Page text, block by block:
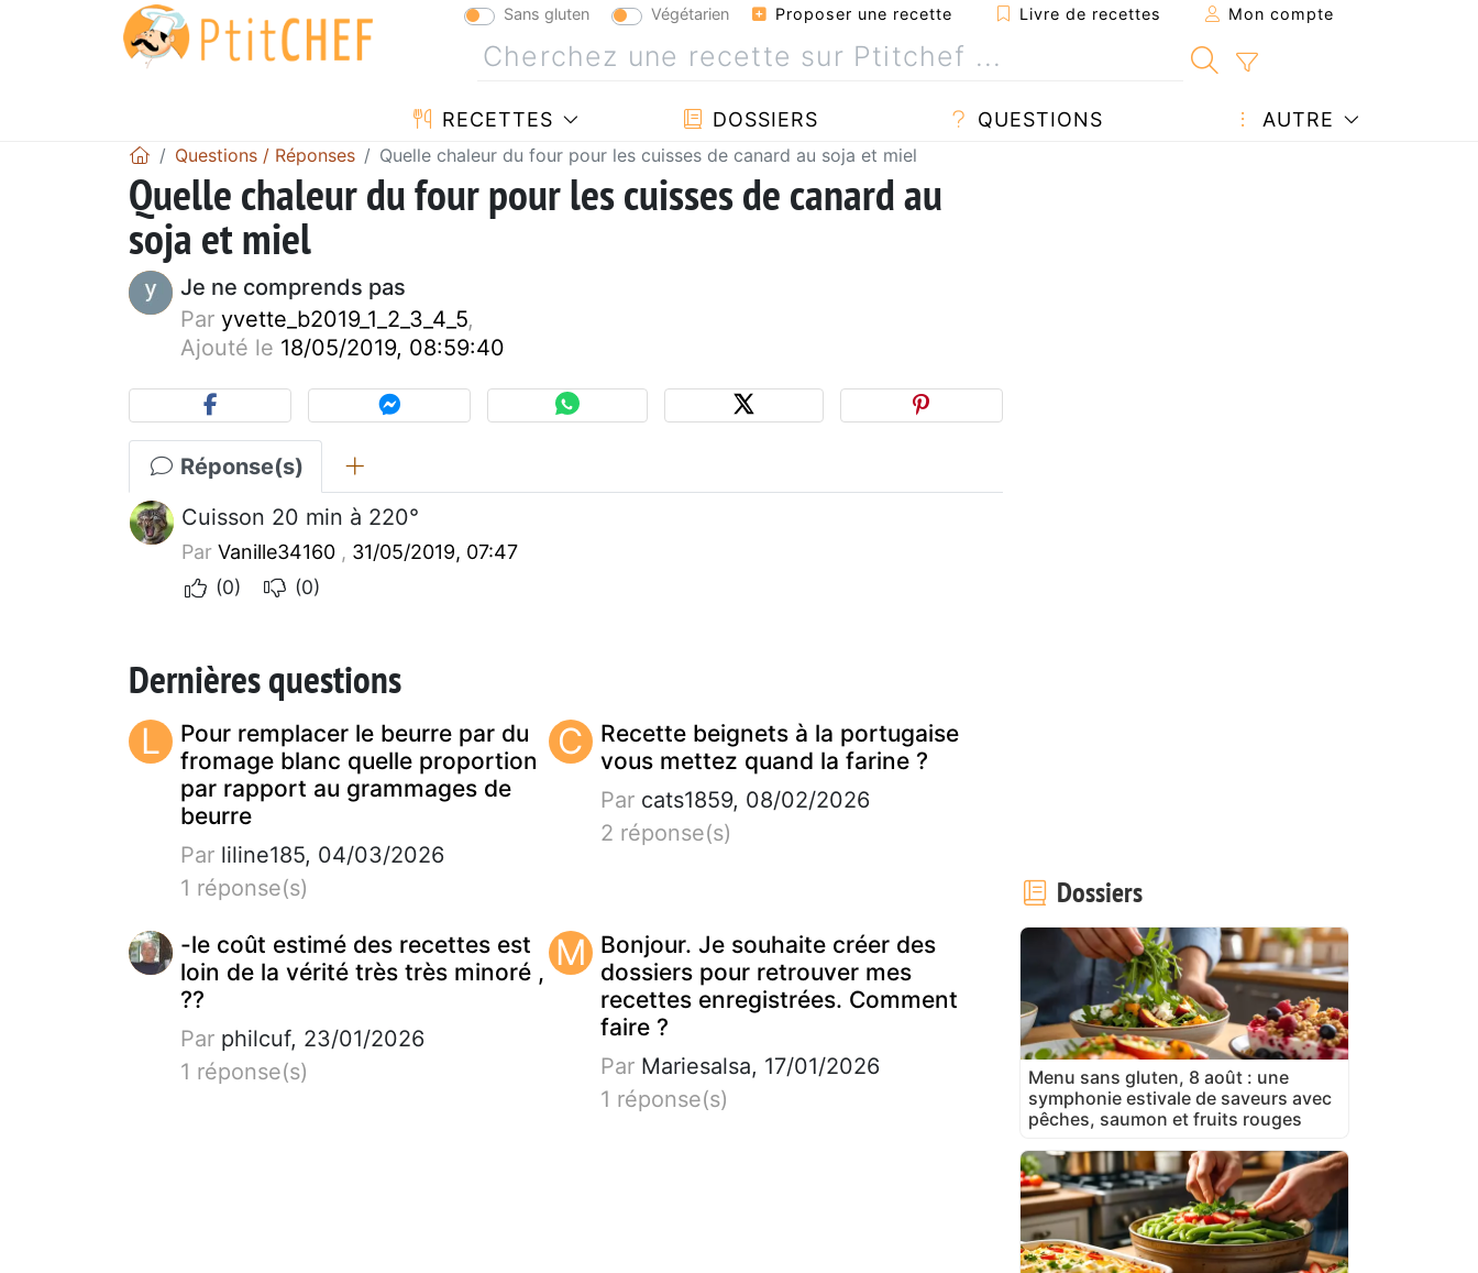
Sans gluten Végétarien Proposer une recette Livre de recettes Mon compte
RECETTES DOSSIERS QUESTIONS AUTRE
Questions / Réponses Quelle chaleur du four pour les cuisses de canard au soja et miel
Quelle chaleur du four pour les cuisses de canard au
soja et miel
Je ne comprends pas
Par yvette_b2019_1_2_3_4_5,
Ajouté le 18/05/2019, 08:59:40
Réponse(s)
Cuisson 20 min à 220°
Par Vanille34160 , 31/05/2019, 07:47
(0)
(0)
Dernières questions
L
Pour remplacer le beurre par du
fromage blanc quelle proportion
par rapport au grammages de
beurre
Par liline185, 04/03/2026
1 réponse(s)
C
Recette beignets à la portugaise
vous mettez quand la farine ?
Parcats1859, 08/02/2026
2 réponse(s)
-le coût estimé des recettes est
loin de la vérité très très minoré ,
??
Par philcuf, 23/01/2026
1 réponse(s)
M Bonjour. Je souhaite créer des
dossiers pour retrouver mes
recettes enregistrées. Comment
faire ?
ParMariesalsa, 17/01/2026
1 réponse(s)
Dossiers
Menu sans gluten, 8 août : une
symphonie estivale de saveurs avec
pêches, saumon et fruits rouges